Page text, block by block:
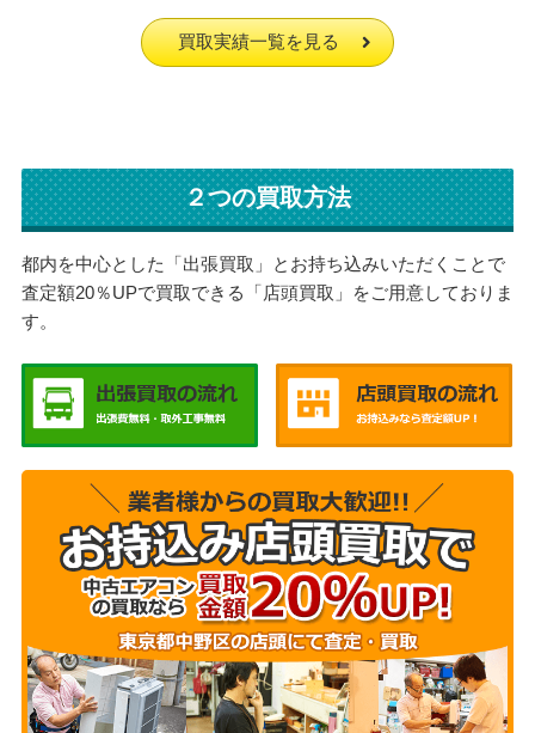
買取実績一覧を見る
２つの買取方法
都内を中心とした「出張買取」とお持ち込みいただくことで
査定額20％UPで買取できる「店頭買取」をご用意しておりま
す。